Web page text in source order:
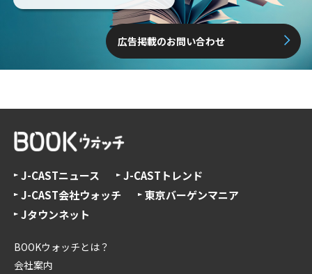
広告掲載のお問い合わせ
J-CASTニュース
J-CASTトレンド
J-CAST会社ウォッチ
東京バーゲンマニア
Jタウンネット
BOOKウォッチとは？
会社案内